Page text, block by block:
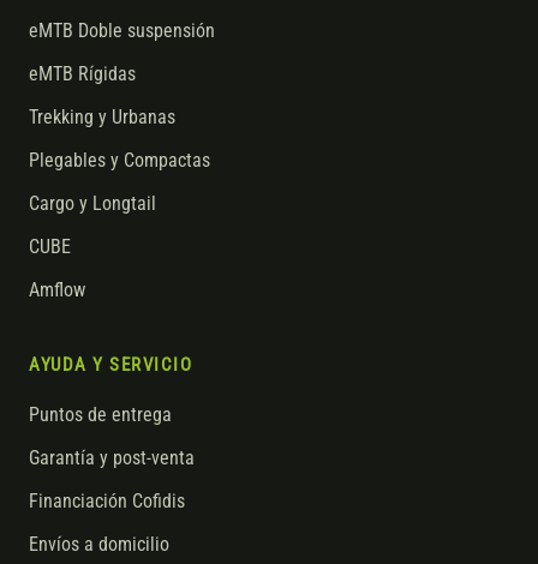
eMTB Doble suspensión
eMTB Rígidas
Trekking y Urbanas
Plegables y Compactas
Cargo y Longtail
CUBE
Amflow
AYUDA Y SERVICIO
Puntos de entrega
Garantía y post-venta
Financiación Cofidis
Envíos a domicilio